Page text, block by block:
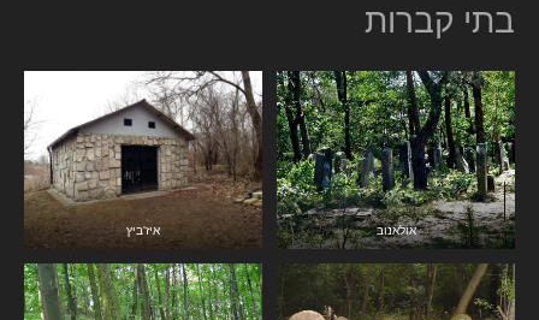
בתי קברות
אולאנוב איז'ביץ